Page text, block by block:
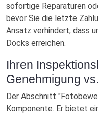
sofortige Reparaturen
bevor Sie die letzte
Ansatz verhindert, dass
Docks erreichen.
Ihren
Genehmigung
Der Abschnitt
Komponente. Er bietet